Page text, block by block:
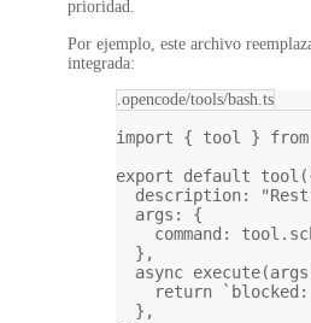
prioridad.
Por ejemplo, este archivo
integrada:
.opencode/tools/bash.ts
import { tool } from
export
default tool
description:
args: {
command:
},
async execute(args
return
},